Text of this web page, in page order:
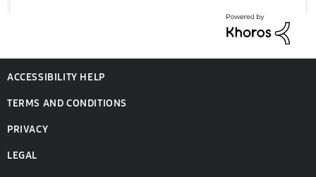
ACCESSIBILITY HELP
TERMS AND CONDITIONS
PRIVACY
LEGAL